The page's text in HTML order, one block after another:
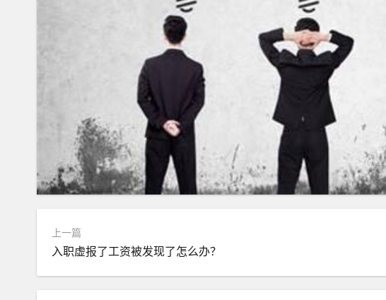
上一篇
入职虚报了工资被发现了怎么办？